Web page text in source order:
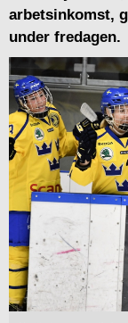
arbetsinkomst,
under fredagen.